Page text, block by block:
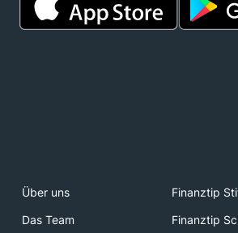
Über uns
Finanztip
Das Team
Finanztip